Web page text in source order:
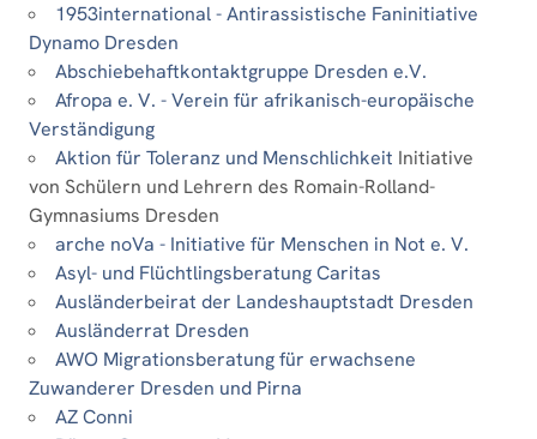
1953international - Antirassistische Faninitiative
Dynamo Dresden
Abschiebehaftkontaktgruppe Dresden e.V.
Afropa e. V. - Verein für afrikanisch-europäische
Verständigung
Aktion für Toleranz und Menschlichkeit Initiative
von Schülern und Lehrern des Romain-Rolland-
Gymnasiums Dresden
arche noVa - Initiative für Menschen in Not e. V.
Asyl- und Flüchtlingsberatung Caritas
Ausländerbeirat der Landeshauptstadt Dresden
Ausländerrat Dresden
AWO Migrationsberatung für erwachsene
Zuwanderer Dresden und Pirna
AZ Conni